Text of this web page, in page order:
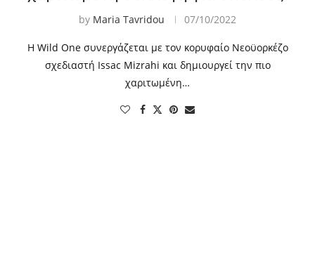
by Maria Tavridou 07/10/2022
Η Wild One συνεργάζεται με τον κορυφαίο Νεοϋορκέζο
σχεδιαστή Issac Mizrahi και δημιουργεί την πιο
χαριτωμένη…